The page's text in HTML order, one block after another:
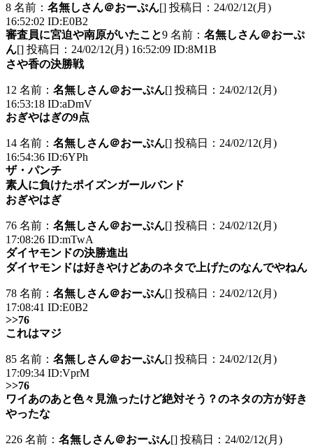
8 名前： 名無しさん＠おーぷん[] 投稿日：24/02/12(月)
16:52:02 ID:E0B2
審査員に宮迫や南原がいたこと9 名前： 名無しさん＠おーぷ
ん[] 投稿日：24/02/12(月) 16:52:09 ID:8M1B
さや香の決勝戦
12 名前： 名無しさん＠おーぷん[] 投稿日：24/02/12(月)
16:53:18 ID:aDmV
おぎやはぎの9点
14 名前： 名無しさん＠おーぷん[] 投稿日：24/02/12(月)
16:54:36 ID:6YPh
ザ・パンチ
素人に負けたポイズンガールバンド
おぎやはぎ
76 名前： 名無しさん＠おーぷん[] 投稿日：24/02/12(月)
17:08:26 ID:mTwA
ダイヤモンドの決勝進出
ダイヤモンドは好きやけどあのネタで上げたのなんでやねん
78 名前： 名無しさん＠おーぷん[] 投稿日：24/02/12(月)
17:08:41 ID:E0B2
>>76
これはマジ
85 名前： 名無しさん＠おーぷん[] 投稿日：24/02/12(月)
17:09:34 ID:VprM
>>76
ワイあのあと色々見漁ったけど絶対そう？のネタの方が好き
やったな
226 名前： 名無しさん＠おーぷん[] 投稿日：24/02/12(月)